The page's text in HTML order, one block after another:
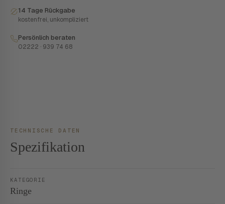
14 Tage Rückgabe
kostenfrei, unkompliziert
Persönlich beraten
02222 · 939 74 68
TECHNISCHE DATEN
Spezifikation
KATEGORIE
Ringe